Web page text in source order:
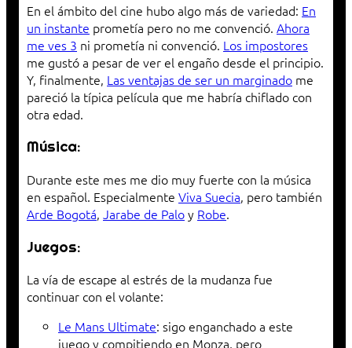
En el ámbito del cine hubo algo más de variedad: En
un instante prometía pero no me convenció. Ahora
me ves 3 ni prometía ni convenció. Los impostores
me gustó a pesar de ver el engaño desde el principio.
Y, finalmente, Las ventajas de ser un marginado me
pareció la típica película que me habría chiflado con
otra edad.
Música:
Durante este mes me dio muy fuerte con la música
en español. Especialmente Viva Suecia, pero también
Arde Bogotá, Jarabe de Paloy Robe.
Juegos:
La vía de escape al estrés de la mudanza fue
continuar con el volante:
Le Mans Ultimate: sigo enganchado a este
juego y compitiendo en Monza, pero